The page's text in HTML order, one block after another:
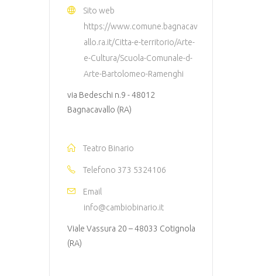
Sito web
https://www.comune.bagnacav
allo.ra.it/Citta-e-territorio/Arte-
e-Cultura/Scuola-Comunale-d-
Arte-Bartolomeo-Ramenghi
via Bedeschi n.9 - 48012
Bagnacavallo (RA)
Teatro Binario
Telefono 373 5324106
Email
info@cambiobinario.it
Viale Vassura 20 – 48033 Cotignola
(RA)